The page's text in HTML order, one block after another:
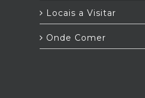
Locais a Visitar
Onde Comer